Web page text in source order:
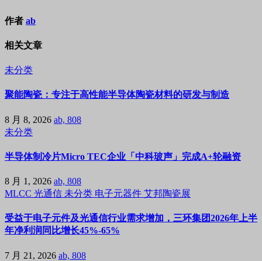
作者 ab
相关文章
未分类
聚能陶瓷：专注于高性能半导体陶瓷材料的研发与制造
8 月 8, 2026 ab, 808
未分类
半导体制冷片Micro TEC企业「中科玻声」完成A+轮融资
8 月 1, 2026 ab, 808
MLCC 光通信 未分类 电子元器件 艾邦陶瓷展
受益于电子元件及光通信行业需求增加，三环集团2026年上半
年净利润同比增长45%-65%
7 月 21, 2026 ab, 808